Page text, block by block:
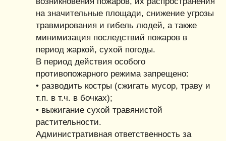
на значительные площади, снижение угрозы
травмирования и гибель людей, а также
минимизация последствий пожаров в
период жаркой, сухой погоды.
В период действия особого
противопожарного режима запрещено:
• разводить костры (сжигать мусор, траву и
т.п. в т.ч. в бочках);
• выжигание сухой травянистой
растительности.
Административная ответственность за